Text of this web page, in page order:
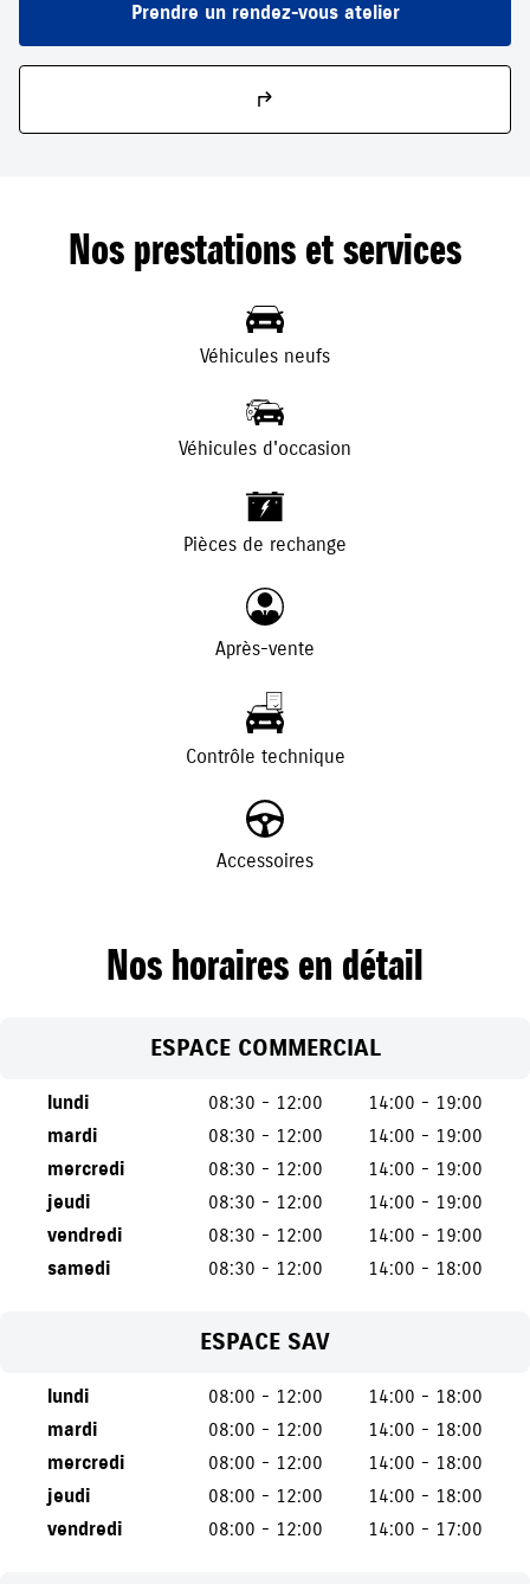
Prendre un rendez-vous atelier
Nos prestations et services
Véhicules neufs
Véhicules d'occasion
- +
Pièces de rechange
Après-vente
Contrôle technique
Accessoires
Nos horaires en détail
ESPACE COMMERCIAL
lundi 08:30 - 12:00
14:00 - 19:00
mardi
08:30 - 12:00
14:00 - 19:00
mercredi
08:30 - 12:00
14:00 - 19:00
jeudi
08:30 - 12:00
14:00 - 19:00
vendredi
08:30 - 12:00
14:00 - 19:00
samedi
08:30 - 12:00 14:00 - 18:00
ESPACE SAV
lundi 08:00 - 12:00
14:00 - 18:00
mardi
08:00 - 12:00
14:00 - 18:00
mercredi
08:00 - 12:00
14:00 - 18:00
jeudi
08:00 - 12:00
14:00 - 18:00
vendredi
08:00 - 12:00 14:00 - 17:00